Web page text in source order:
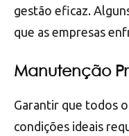
gestão eficaz.
que as empresas
Manutenção
Garantir que todos
condições ideais